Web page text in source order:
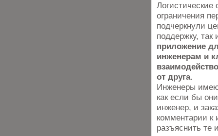
ограничения
подчеркнули
поддержку,
приложение
инженерам и
от друга.
Инженеры
как если бы
инженер, и
комментарии
разъяснить те